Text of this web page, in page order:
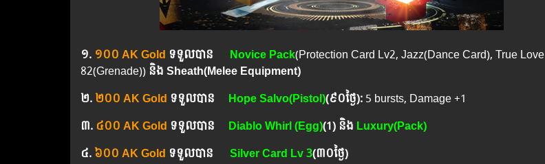
១.​ ១០០ AK Gold ទទួលបាន Novice Pack(Protection Card Lv2, Jazz(Dance Card), True Love
82(Grenade)) និង Sheath(Melee Equipment)
២.​២០០ AK Gold ទទួលបាន Hope Salvo(Pistol)(៩០ថ្ងៃ):5 bursts, Damage +1
៣.​ ៤០០ AK Gold ទទួលបាន Diablo Whirl (Egg)(1) និង Luxury(Pack)
៤.​៦០០ AK Gold ទទួលបាន Silver Card Lv 3(៣០ថ្ងៃ)